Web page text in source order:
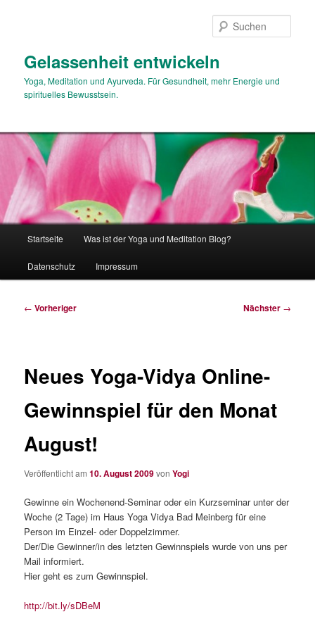
Gelassenheit entwickeln
Yoga, Meditation und Ayurveda. Für Gesundheit, mehr Energie und
spirituelles Bewusstsein.
Startseite Was ist der Yoga und Meditation Blog?
Datenschutz Impressum
Beitragsnavigation
← Vorheriger Nächster →
Neues Yoga-Vidya Online-
Gewinnspiel für den Monat
August!
Veröffentlicht am10. August 2009vonYogi
Gewinne ein Wochenend-Seminar oder ein Kurzseminar unter der
Woche (2 Tage) im Haus Yoga Vidya Bad Meinberg für eine
Person im Einzel- oder Doppelzimmer.
Der/Die Gewinner/in des letzten Gewinnspiels wurde von uns per
Mail informiert.
Hier geht es zum Gewinnspiel.
http://bit.ly/sDBeM